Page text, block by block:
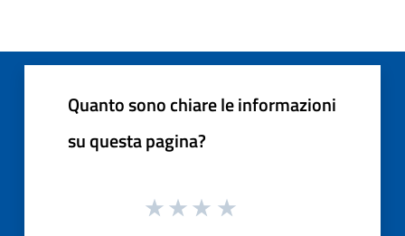
Quanto sono chiare le informazioni
su questa pagina?